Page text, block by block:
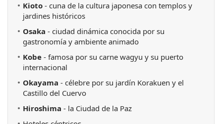
Kioto - cuna de la cultura japonesa con templos y
jardines históricos
Osaka - ciudad dinámica conocida por su
gastronomía y ambiente animado
Kobe - famosa por su carne wagyu y su puerto
internacional
Okayama - célebre por su jardín Korakuen y el
Castillo del Cuervo
Hiroshima - la Ciudad de la Paz